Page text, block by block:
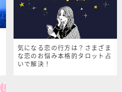
気になる恋の行方は？さまざま
な恋のお悩み本格的タロット占
いで解決！